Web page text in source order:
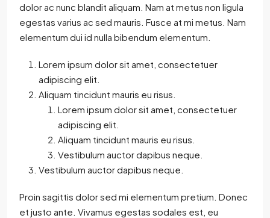
dolor ac nunc blandit aliquam. Nam at metus non ligula
egestas varius ac sed mauris. Fusce at mi metus. Nam
elementum dui id nulla bibendum elementum.
Lorem ipsum dolor sit amet, consectetuer
adipiscing elit.
Aliquam tincidunt mauris eu risus.
Lorem ipsum dolor sit amet, consectetuer
adipiscing elit.
Aliquam tincidunt mauris eu risus.
Vestibulum auctor dapibus neque.
Vestibulum auctor dapibus neque.
Proin sagittis dolor sed mi elementum pretium. Donec
et justo ante. Vivamus egestas sodales est, eu